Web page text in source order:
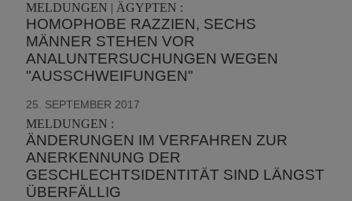
MELDUNGEN | ÄGYPTEN :
HOMOPHOBE RAZZIEN, SECHS
MÄNNER STEHEN VOR
ANALUNTERSUCHUNGEN WEGEN
"AUSSCHWEIFUNGEN"
25. SEPTEMBER 2017
MELDUNGEN :
ÄNDERUNGEN IM VERFAHREN ZUR
ANERKENNUNG DER
GESCHLECHTSIDENTITÄT SIND LÄNGST
ÜBERFÄLLIG